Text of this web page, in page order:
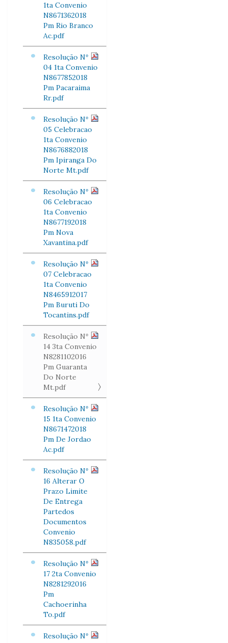
1ta Convenio
N8671362018
Pm Rio Branco
Ac.pdf
Resolução Nº
04 1ta Convenio
N8677852018
Pm Pacaraima
Rr.pdf
Resolução Nº
05 Celebracao
1ta Convenio
N8676882018
Pm Ipiranga Do
Norte Mt.pdf
Resolução Nº
06 Celebracao
1ta Convenio
N8677192018
Pm Nova
Xavantina.pdf
Resolução Nº
07 Celebracao
1ta Convenio
N8465912017
Pm Buruti Do
Tocantins.pdf
Resolução Nº
14 3ta Convenio
N8281102016
Pm Guaranta
Do Norte
Mt.pdf
Resolução Nº
15 1ta Convenio
N8671472018
Pm De Jordao
Ac.pdf
Resolução Nº
16 Alterar O
Prazo Limite
De Entrega
Partedos
Documentos
Convenio
N835058.pdf
Resolução Nº
17 2ta Convenio
N8281292016
Pm
Cachoerinha
To.pdf
Resolução Nº